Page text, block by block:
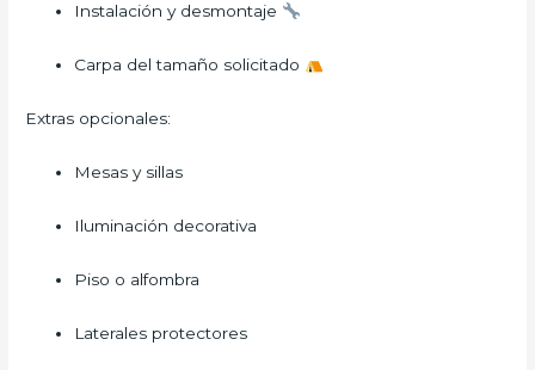
Instalación y desmontaje
Carpa del tamaño solicitado
Extras opcionales:
Mesas y sillas
Iluminación decorativa
Piso o alfombra
Laterales protectores